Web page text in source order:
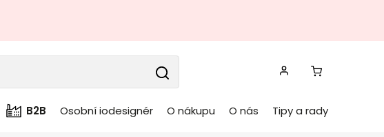
B2B Osobní iodesignér O nákupu O nás Tipy a rady